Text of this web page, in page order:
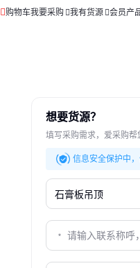
购物车我要采购 我有货源 会员产
想要货源？
填写采购需求，爱采购
信息安全保护中